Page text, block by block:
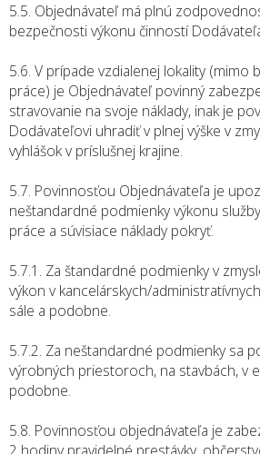
5.5. Objednávateľ má plnú
bezpečnosti výkonu činností
5.6. V prípade vzdialenej lokality (mimo
práce) je Objednávateľ povinný
stravovanie na svoje náklady, inak je
Dodávateľovi uhradiť v plnej výške v
vyhlášok v príslušnej krajine.
5.7. Povinnosťou Objednávateľa je
neštandardné podmienky výkonu
práce a súvisiace náklady pokryť.
5.7.1. Za štandardné podmienky v
výkon v kancelárskych/
sále a podobne.
5.7.2. Za neštandardné podmienky sa
výrobných priestoroch, na stavbách, v
podobne.
5.8. Povinnosťou objednávateľa je